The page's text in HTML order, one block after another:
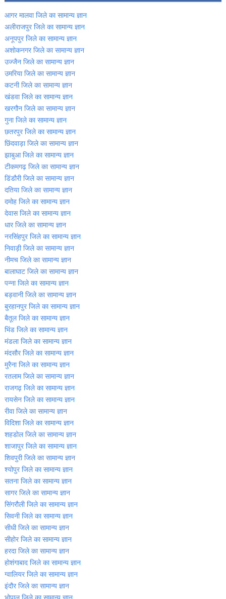
आगर मालवा जिले का सामान्‍य ज्ञान
अलीराजपुर जिले का सामान्‍य ज्ञान
अनूपपुर जिले का सामान्‍य ज्ञान
अशोकनगर जिले का सामान्‍य ज्ञान
उज्‍जैन जिले का सामान्‍य ज्ञान
उमरिया जिले का सामान्‍य ज्ञान
कटनी जिले का सामान्‍य ज्ञान
खंडवा जिले का सामान्‍य ज्ञान
खरगौन जिले का सामान्‍य ज्ञान
गुना जिले का सामान्‍य ज्ञान
छतरपुर जिले का सामान्‍य ज्ञान
छिंदवाड़ा जिले का सामान्‍य ज्ञान
झाबुआ जिले का सामान्‍य ज्ञान
टीकमगढ़ जिले का सामान्‍य ज्ञान
डिंडौरी जिले का सामान्‍य ज्ञान
दतिया जिले का सामान्‍य ज्ञान
दमोह जिले का सामान्‍य ज्ञान
देवास जिले का सामान्‍य ज्ञान
धार जिले का सामान्‍य ज्ञान
नरसिंहपुर जिले का सामान्‍य ज्ञान
निवाड़ी जिले का सामान्‍य ज्ञान
नीमच जिले का सामान्‍य ज्ञान
बालाघाट जिले का सामान्‍य ज्ञान
पन्‍ना जिले का सामान्‍य ज्ञान
बड़वानी जिले का सामान्‍य ज्ञान
बुरहानपुर जिले का सामान्‍य ज्ञान
बैतूल जिले का सामान्‍य ज्ञान
भिंड जिले का सामान्‍य ज्ञान
मंडला जिले का सामान्‍य ज्ञान
मंदसौर जिले का सामान्‍य ज्ञान
मुरैना जिले का सामान्‍य ज्ञान
रतलाम जिले का सामान्‍य ज्ञान
राजगढ़ जिले का सामान्‍य ज्ञान
रायसेन जिले का सामान्‍य ज्ञान
रीवा जिले का सामान्‍य ज्ञान
विदिशा जिले का सामान्‍य ज्ञान
शहडोल जिले का सामान्‍य ज्ञान
शाजापुर जिले का सामान्‍य ज्ञान
शिवपुरी जिले का सामान्‍य ज्ञान
श्‍योपुर जिले का सामान्‍य ज्ञान
सतना जिले का सामान्‍य ज्ञान
सागर जिले का सामान्‍य ज्ञान
सिंगरौली जिले का सामान्‍य ज्ञान
सिवनी जिले का सामान्‍य ज्ञान
सीधी जिले का सामान्‍य ज्ञान
सीहोर जिले का सामान्‍य ज्ञान
हरदा जिले का सामान्‍य ज्ञान
होशंगाबाद जिले का सामान्‍य ज्ञान
ग्‍वालियर जिले का सामान्‍य ज्ञान
इंदौर जिले का सामान्‍य ज्ञान